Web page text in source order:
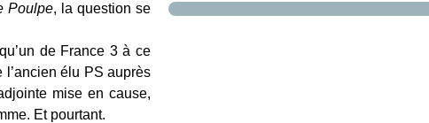
Poulpe, la question se
de France 3 à ce
l’ancien élu PS auprès
mise en cause,
Et pourtant.